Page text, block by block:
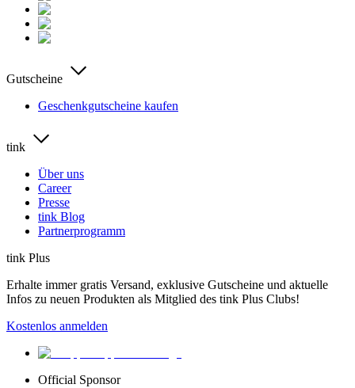
Gutscheine
Geschenkgutscheine kaufen
tink
Über uns
Career
Presse
tink Blog
Partnerprogramm
tink Plus
Erhalte immer gratis Versand, exklusive Gutscheine und aktuelle
Infos zu neuen Produkten als Mitglied des tink Plus Clubs!
Kostenlos anmelden
Official Sponsor